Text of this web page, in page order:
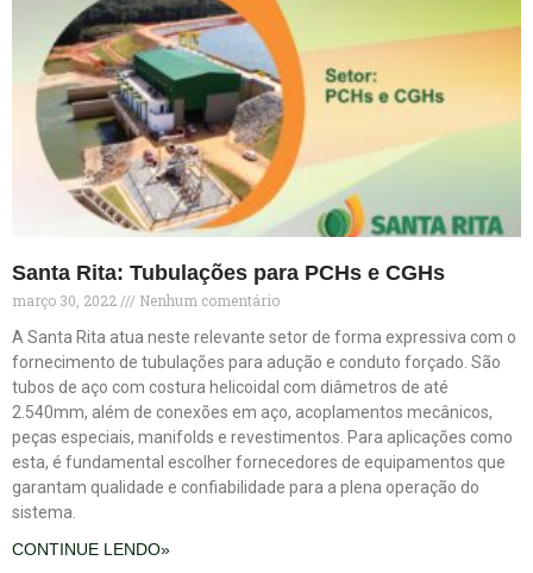
Santa Rita: Tubulações para PCHs e CGHs
março 30, 2022
Nenhum comentário
A Santa Rita atua neste relevante setor de forma expressiva com o
fornecimento de tubulações para adução e conduto forçado. São
tubos de aço com costura helicoidal com diâmetros de até
2.540mm, além de conexões em aço, acoplamentos mecânicos,
peças especiais, manifolds e revestimentos. Para aplicações como
esta, é fundamental escolher fornecedores de equipamentos que
garantam qualidade e confiabilidade para a plena operação do
sistema.
CONTINUE LENDO»